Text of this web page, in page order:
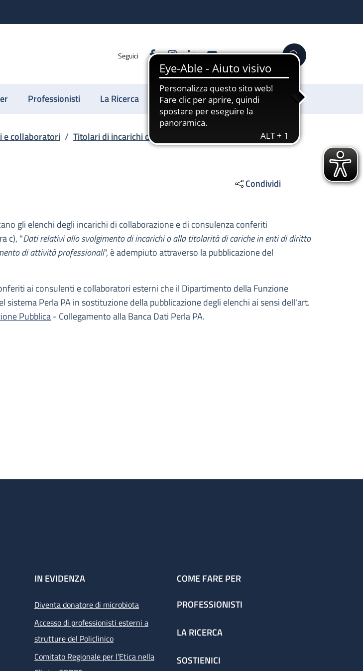
Seguici FacebookInstagram
LinkedinYouTube Cerca
Professionisti La Ricerca Sostienici
e collaboratori / Titolari di incarichi di collaborazione o consulenza /
Condividi
gli elenchi degli incarichi di collaborazione e di consulenza conferiti
c), "Dati relativi allo svolgimento di incarichi o alla titolarità di cariche in enti di diritto
di attività professionali", è adempiuto attraverso la pubblicazione del
ai consulenti e collaboratori esterni che il Dipartimento della Funzione
Perla PA in sostituzione della pubblicazione degli elenchi ai sensi dell'art.
Pubblica- Collegamento alla Banca Dati Perla PA.
IN EVIDENZA
Diventa donatore di microbiota
Accesso di professionisti esterni a
strutture del Policlinico
Comitato Regionale per l’Etica nella
COME FARE PER
PROFESSIONISTI
LA RICERCA
SOSTIENICI